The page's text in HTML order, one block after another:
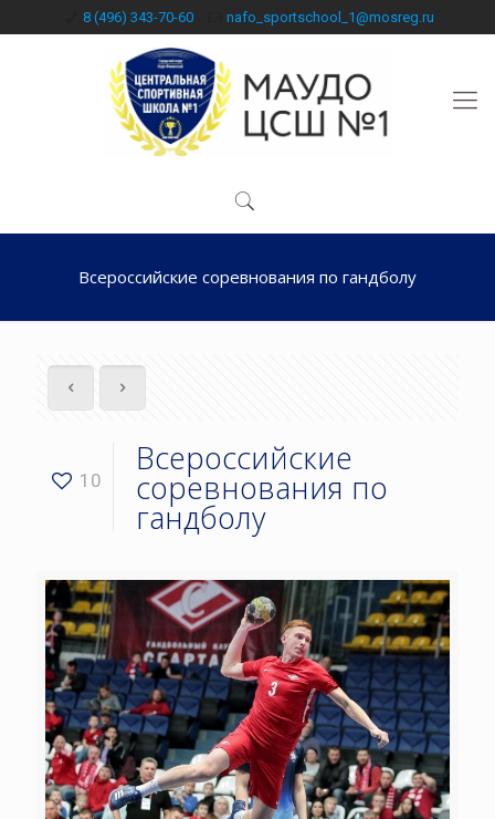
8 (496) 343-70-60 nafo_sportschool_1@mosreg.ru
Всероссийские соревнования по гандболу
10
Всероссийские
соревнования по
гандболу